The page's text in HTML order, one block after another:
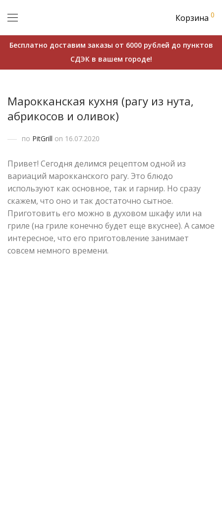
Корзина 0
Бесплатно доставим заказы от 6000 рублей до пунктов
СДЭК в вашем городе!
Марокканская кухня (рагу из нута,
абрикосов и оливок)
по PitGrill on 16.07.2020
Привет! Сегодня делимся рецептом одной из
вариаций марокканского рагу. Это блюдо
используют как основное, так и гарнир. Но сразу
скажем, что оно и так достаточно сытное.
Приготовить его можно в духовом шкафу или на
гриле (на гриле конечно будет еще вкуснее). А самое
интересное, что его приготовление занимает
совсем немного времени.